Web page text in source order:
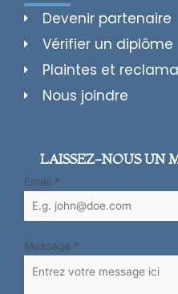
Devenir partenaire
Vérifier un diplôme
Plaintes et
Nous joindre
LAISSEZ-NOUS UN
Email *
Message *